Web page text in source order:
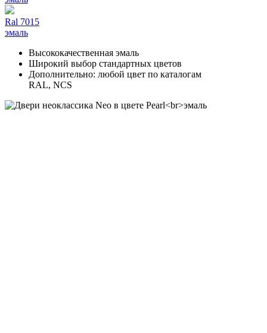
Ral 7015
эмаль
Высококачественная эмаль
Широкий выбор стандартных цветов
Дополнительно: любой цвет по каталогам
RAL, NCS